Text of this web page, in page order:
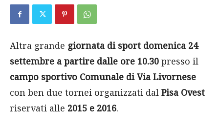
Altra grande giornata di sport domenica 24
settembre a partire dalle ore 10.30 presso il
campo sportivo Comunale di Via Livornese
con ben due tornei organizzati dal Pisa Ovest
riservati alle 2015 e 2016.